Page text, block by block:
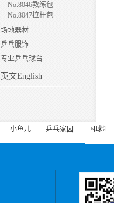
No.8046教练包
No.8047拉杆包
场地器材
乒乓服饰
专业乒乓球台
英文English
小鱼儿 乒乓家园 国球汇